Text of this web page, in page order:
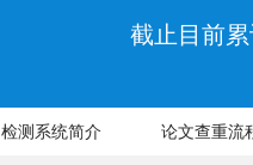
截止目前
检测系统简介 论文查重流